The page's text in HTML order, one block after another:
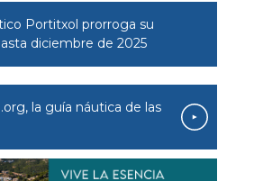
Portitxol prorroga su
diciembre de 2025
la guía náutica de las